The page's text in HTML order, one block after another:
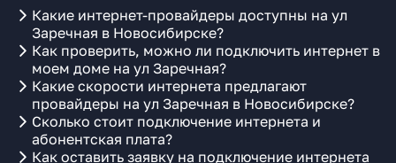
Какие интернет-провайдеры доступны на ул
Заречная в Новосибирске?
Как проверить, можно ли подключить интернет в
моем доме на ул Заречная?
Какие скорости интернета предлагают
провайдеры на ул Заречная в Новосибирске?
Сколько стоит подключение интернета и
абонентская плата?
Как оставить заявку на подключение интернета